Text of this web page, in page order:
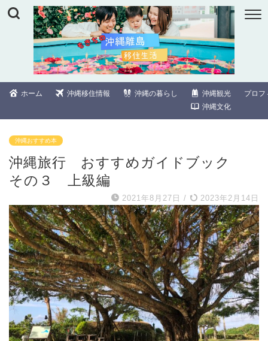
ホーム 沖縄移住情報 沖縄の暮らし
沖縄観光
沖縄文化
プロフ
沖縄おすすめ本
沖縄旅行 おすすめガイドブック
その３ 上級編
2021年8月27日 / 2023年2月14日